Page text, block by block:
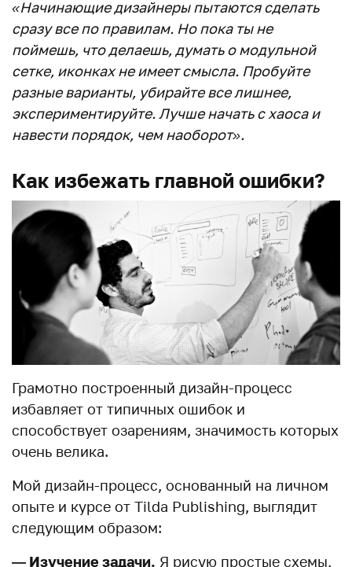
«Начинающие дизайнеры пытаются сделать
сразу все по правилам. Но пока ты не
поймешь, что делаешь, думать о модульной
сетке, иконках не имеет смысла. Пробуйте
разные варианты, убирайте все лишнее,
экспериментируйте. Лучше начать с хаоса и
навести порядок, чем наоборот».
Как избежать главной ошибки?
Грамотно построенный дизайн-процесс
избавляет от типичных ошибок и
способствует озарениям, значимость которых
очень велика.
Мой дизайн-процесс, основанный на личном
опыте и курсе от Tilda Publishing, выглядит
следующим образом:
— Изучение задачи. Я рисую простые схемы,